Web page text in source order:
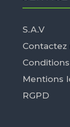
S.A.V
Contactez
Mentions
RGPD